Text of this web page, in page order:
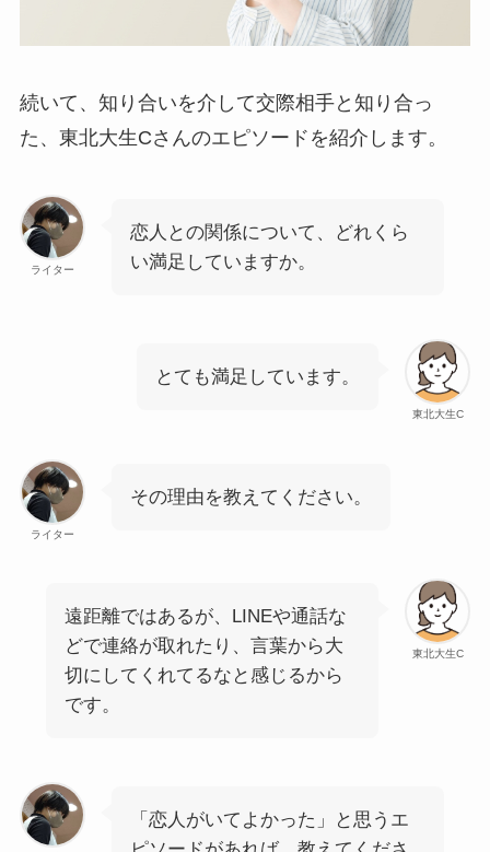
続いて、知り合いを介して交際相手と知り合っ
た、東北大生Cさんのエピソードを紹介します。
ライター
恋人との関係について、どれくら
い満足していますか。
東北大生C
とても満足しています。
ライター
その理由を教えてください。
東北大生C
遠距離ではあるが、LINEや通話な
どで連絡が取れたり、言葉から大
切にしてくれてるなと感じるから
です。
「恋人がいてよかった」と思うエ